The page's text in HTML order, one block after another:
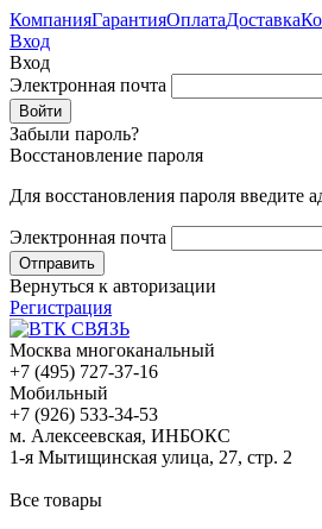
КомпанияГарантияОплатаДоставка
Вход
Вход
Электронная почта
Забыли пароль?
Восстановление пароля
Для восстановления пароля
Электронная почта
Вернуться к авторизации
Регистрация
Москва многоканальный
+7 (495) 727-37-16
Мобильный
+7 (926) 533-34-53
м. Алексеевская, ИНБОКС
1-я Мытищинская улица, 27, стр. 2
Все товары